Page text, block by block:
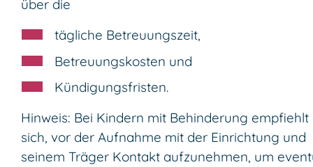
über die
tägliche Betreuungszeit,
Betreuungskosten und
Kündigungsfristen.
Hinweis: Bei Kindern mit Behinderung empfiehlt
sich, vor der Aufnahme mit der Einrichtung und
seinem Träger Kontakt aufzunehmen, um